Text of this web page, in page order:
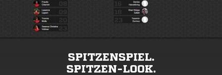
SPITZENSPIEL.
SPITZEN-LOOK.